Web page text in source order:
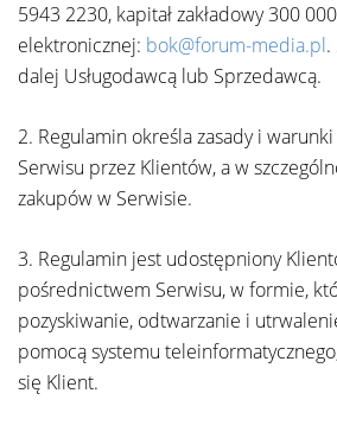
5943 2230, kapitał zakładowy 300
elektronicznej: bok@forum-media.pl.
dalej Usługodawcą lub Sprzedawcą.
2. Regulamin określa zasady i
Serwisu przez Klientów, a w
zakupów w Serwisie.
3. Regulamin jest udostępniony
pośrednictwem Serwisu, w formie,
pozyskiwanie, odtwarzanie i
pomocą systemu
się Klient.